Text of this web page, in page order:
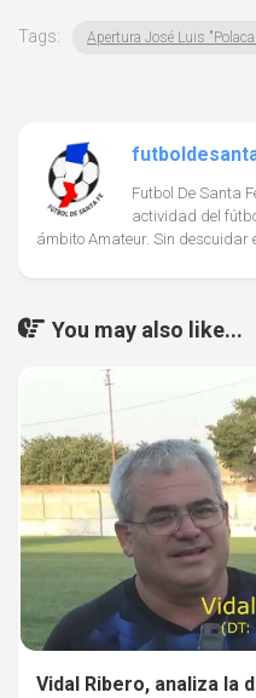
Tags: Apertura José Luis
Futbol De Santa
actividad del
ámbito Amateur. Sin descuidar
You may also like...
Vidal Ribero, analiza la